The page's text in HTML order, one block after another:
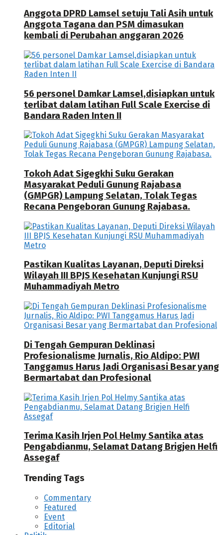
Anggota DPRD Lamsel setuju Tali Asih untuk
Anggota Tagana dan PSM dimasukan
kembali di Perubahan anggaran 2026
56 personel Damkar Lamsel,disiapkan untuk
terlibat dalam latihan Full Scale Exercise di
Bandara Raden Inten II
Tokoh Adat Sigegkhi Suku Gerakan
Masyarakat Peduli Gunung Rajabasa
(GMPGR) Lampung Selatan, Tolak Tegas
Recana Pengeboran Gunung Rajabasa.
Pastikan Kualitas Layanan, Deputi Direksi
Wilayah III BPJS Kesehatan Kunjungi RSU
Muhammadiyah Metro
Di Tengah Gempuran Deklinasi
Profesionalisme Jurnalis, Rio Aldipo: PWI
Tanggamus Harus Jadi Organisasi Besar yang
Bermartabat dan Profesional
Terima Kasih Irjen Pol Helmy Santika atas
Pengabdianmu, Selamat Datang Brigjen Helfi
Assegaf
Trending Tags
Commentary
Featured
Event
Editorial